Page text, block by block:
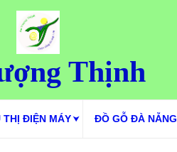
Thịnh
THỊ ĐIỆN MÁY ĐỒ GỖ ĐÀ NẴNG